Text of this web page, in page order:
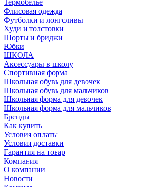
Термобелье
Флисовая одежда
Футболки и лонгсливы
Худи и толстовки
Шорты и бриджи
Юбки
ШКОЛА
Аксессуары в школу
Спортивная форма
Школьная обувь для девочек
Школьная обувь для мальчиков
Школьная форма для девочек
Школьная форма для мальчиков
Бренды
Как купить
Условия оплаты
Условия доставки
Гарантия на товар
Компания
О компании
Новости